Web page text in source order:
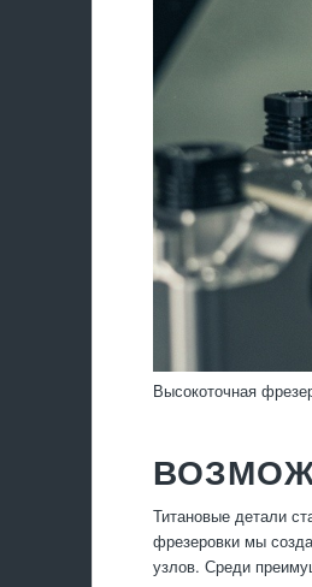
Высокоточная
Титановые детали
фрезеровки мы
узлов. Среди